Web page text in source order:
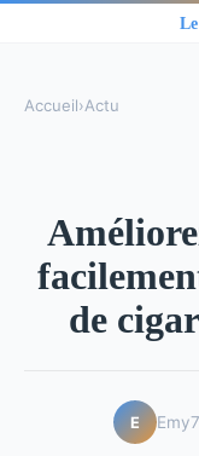
Accueil›Actu
de
E Emy